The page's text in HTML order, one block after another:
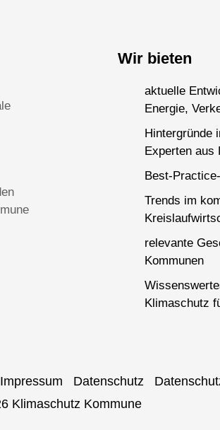
Wir bieten
aktuelle
Energie,
Hintergründe
Experten aus
Best-
Trends im
relevante
Kommunen
Klimaschutz
Impressum Datenschutz
Klimaschutz Kommune